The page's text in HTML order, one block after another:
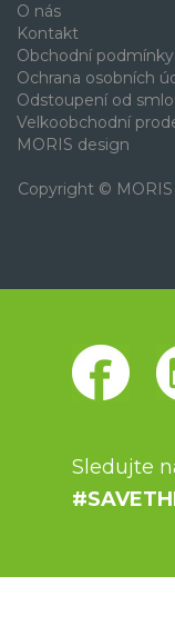
O nás
Kontakt
Obchodní podmínky
Ochrana osobních
Odstoupení od
Velkoobchodní
MORIS design
Copyright © MORIS
Sledujte